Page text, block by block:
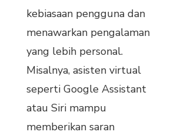
kebiasaan pengguna dan
menawarkan pengalaman
yang lebih personal.
Misalnya, asisten virtual
seperti Google Assistant
atau Siri mampu
memberikan saran